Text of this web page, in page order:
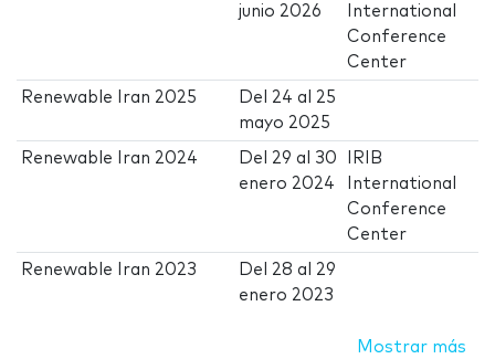
junio 2026
International
Conference
Center
Renewable Iran 2025 Del 24 al 25
mayo 2025
Renewable Iran 2024 Del 29 al 30
enero 2024
IRIB
International
Conference
Center
Renewable Iran 2023 Del 28 al 29
enero 2023
Mostrar más